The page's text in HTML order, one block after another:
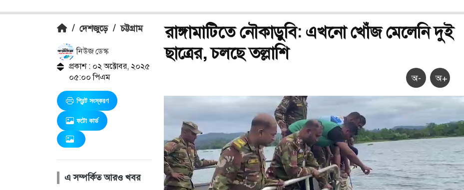
/ দেশজুড়ে / চট্টগ্রাম
নিউজ ডেস্ক
প্রকাশ : ০২ অক্টোবর, ২০২৫
০৫:০০ পিএম
প্রিন্ট সংস্করণ
ফটো কার্ড
এ সম্পর্কিত আরও খবর
রাঙ্গামাটিতে নৌকাডুবি: এখনো খোঁজ মেলেনি দুই
ছাত্রের, চলছে তল্লাশি
অ- অ+